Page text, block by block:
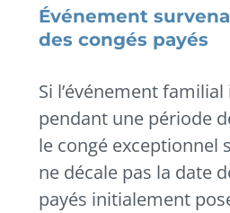
Événement
des congés payés
Si l’événement
pendant une période
le congé exceptionnel
ne décale pas la date
payés initialement